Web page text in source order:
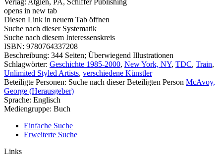
opens in new tab
Diesen Link in neuem Tab öffnen
Suche nach dieser Systematik
Suche nach diesem Interessenskreis
ISBN: 9780764337208
Beschreibung: 344 Seiten; Überwiegend Illustrationen
Schlagwörter: Geschichte 1985-2000, New York, NY, TDC, Train,
Unlimited Styled Artists, verschiedene Künstler
Beteiligte Personen: Suche nach dieser Beteiligten Person McAvoy,
George (Herausgeber)
Sprache: Englisch
Mediengruppe: Buch
Einfache Suche
Erweiterte Suche
Links